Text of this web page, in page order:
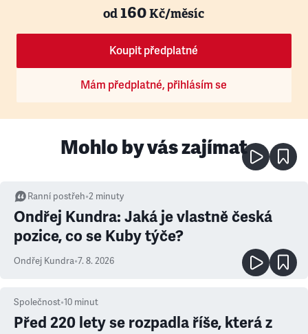
od160Kč/měsíc
Koupit předplatné
Mám předplatné, přihlásím se
Mohlo by vás zajímat
Ranní postřeh•2 minuty
Ondřej Kundra: Jaká je vlastně česká
pozice, co se Kuby týče?
Ondřej Kundra•7. 8. 2026
Společnost•10 minut
Před 220 lety se rozpadla říše, která z